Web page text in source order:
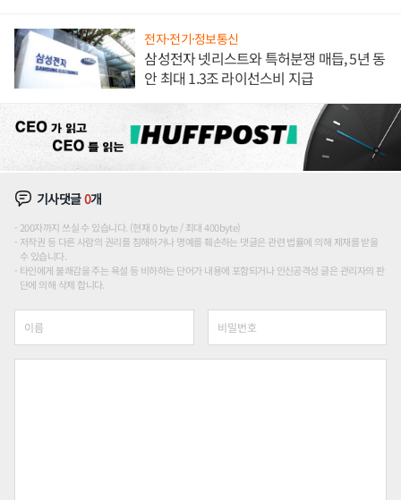
전자·전기·정보통신
삼성전자 넷리스트와 특허분쟁 매듭, 5년 동
안 최대 1.3조 라이선스비 지급
기사댓글0개
200자까지 쓰실 수 있습니다. (현재 0 byte / 최대 400byte)
저작권 등 다른 사람의 권리를 침해하거나 명예를 훼손하는 댓글은 관련 법률에 의해 제재를 받을
수 있습니다.
타인에게 불쾌감을 주는 욕설 등 비하하는 단어가 내용에 포함되거나 인신공격성 글은 관리자의 판
단에 의해 삭제 합니다.